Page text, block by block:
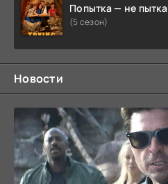
Попытка — не пытка
(5 сезон)
Новости